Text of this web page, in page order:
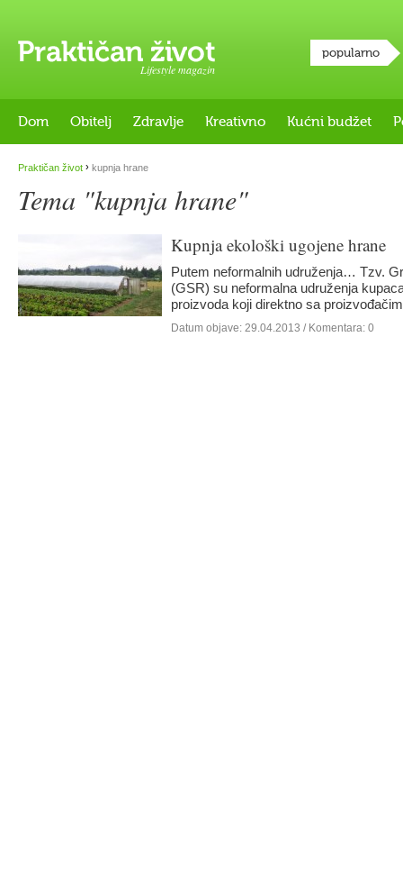
Lifestyle magazin
popularno
Dom Obitelj Zdravlje Kreativno Kućni budžet
Praktičan život › kupnja hrane
Tema "kupnja hrane"
Kupnja ekološki ugojene hrane
Putem neformalnih udruženja… Tzv.
(GSR) su neformalna udruženja
proizvoda koji direktno sa
Datum objave: 29.04.2013 / Komentara: 0